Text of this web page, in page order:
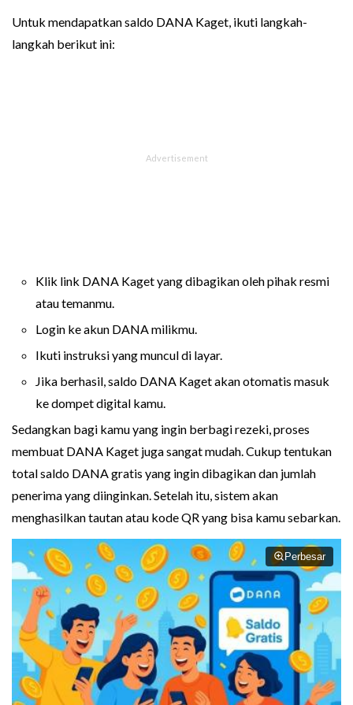
Untuk mendapatkan saldo DANA Kaget, ikuti langkah-
langkah berikut ini:
Klik link DANA Kaget yang dibagikan oleh pihak resmi
atau temanmu.
Login ke akun DANA milikmu.
Ikuti instruksi yang muncul di layar.
Jika berhasil, saldo DANA Kaget akan otomatis masuk
ke dompet digital kamu.
Sedangkan bagi kamu yang ingin berbagi rezeki, proses
membuat DANA Kaget juga sangat mudah. Cukup tentukan
total saldo DANA gratis yang ingin dibagikan dan jumlah
penerima yang diinginkan. Setelah itu, sistem akan
menghasilkan tautan atau kode QR yang bisa kamu sebarkan.
Perbesar